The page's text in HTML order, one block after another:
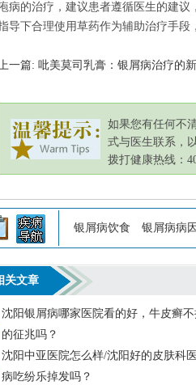
病的治疗，建议患者遵循医生的建
导下合理使用草药作为辅助治疗手段
一篇: 吡美莫司乳膏：银屑病治疗的
如果您有任何不
式与医生联系，
拨打健康热线：
银屑病饮食 银屑病病
关文章
沈阳银屑病哪家医院看的好，牛皮癣
的征兆吗？
沈阳中亚医院怎么样/沈阳好的皮肤科
病吃纷乐掉发吗？